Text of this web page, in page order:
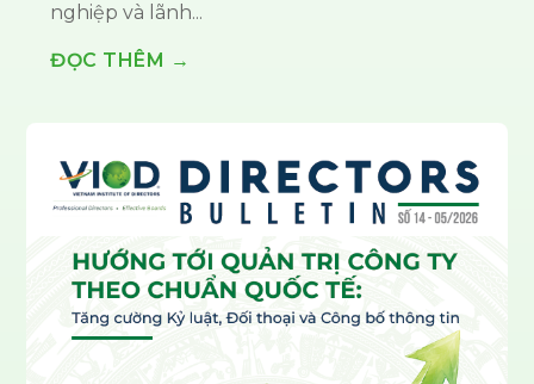
nghiệp và lãnh...
ĐỌC THÊM →